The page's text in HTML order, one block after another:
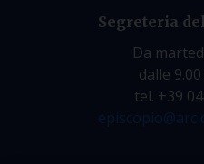
Segreteria
Da
dalle
tel. +39